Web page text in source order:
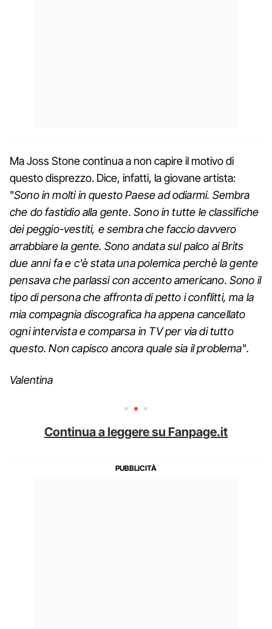
Ma Joss Stone continua a non capire il motivo di
questo disprezzo. Dice, infatti, la giovane artista:
"Sono in molti in questo Paese ad odiarmi. Sembra
che do fastidio alla gente. Sono in tutte le classifiche
dei peggio-vestiti, e sembra che faccio davvero
arrabbiare la gente. Sono andata sul palco ai Brits
due anni fa e c'è stata una polemica perchè la gente
pensava che parlassi con accento americano. Sono il
tipo di persona che affronta di petto i conflitti, ma la
mia compagnia discografica ha appena cancellato
ogni intervista e comparsa in TV per via di tutto
questo. Non capisco ancora quale sia il problema".
Valentina
Continua a leggere su Fanpage.it